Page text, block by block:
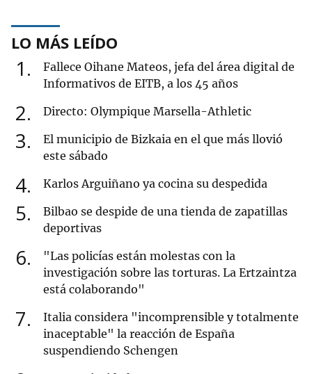
LO MÁS LEÍDO
1
Fallece Oihane Mateos, jefa del área digital de
Informativos de EITB, a los 45 años
2 Directo: Olympique Marsella-Athletic
3
El municipio de Bizkaia en el que más llovió
este sábado
4 Karlos Arguiñano ya cocina su despedida
5
Bilbao se despide de una tienda de zapatillas
deportivas
6
"Las policías están molestas con la
investigación sobre las torturas. La Ertzaintza
está colaborando"
7
Italia considera "incomprensible y totalmente
inaceptable" la reacción de España
suspendiendo Schengen